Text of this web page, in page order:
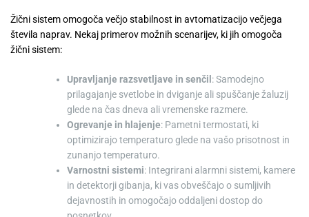
Žični sistem omogoča večjo stabilnost in avtomatizacijo večjega
števila naprav. Nekaj primerov možnih scenarijev, ki jih omogoča
žični sistem:
Upravljanje razsvetljave in senčil : Samodejno
prilagajanje svetlobe in dviganje ali spuščanje žaluzij
glede na čas dneva ali vremenske razmere.
Ogrevanje in hlajenje: Pametni termostati, ki
optimizirajo temperaturo glede na vašo prisotnost in
zunanjo temperaturo.
Varnostni sistemi: Integrirani alarmni sistemi, kamere
in detektorji gibanja, ki vas obveščajo o sumljivih
dejavnostih in omogočajo oddaljeni dostop do